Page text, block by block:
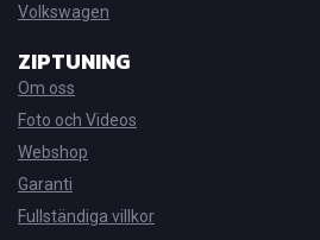
Volkswagen
ZIPTUNING
Om oss
Foto och Videos
Webshop
Garanti
Fullständiga villkor